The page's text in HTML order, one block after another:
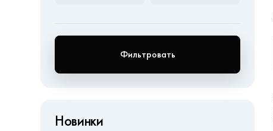
Фильтровать
Новинки